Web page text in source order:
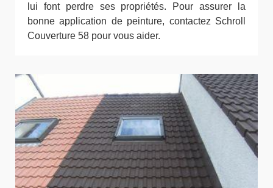
lui font perdre ses propriétés. Pour assurer la
bonne application de peinture, contactez Schroll
Couverture 58 pour vous aider.